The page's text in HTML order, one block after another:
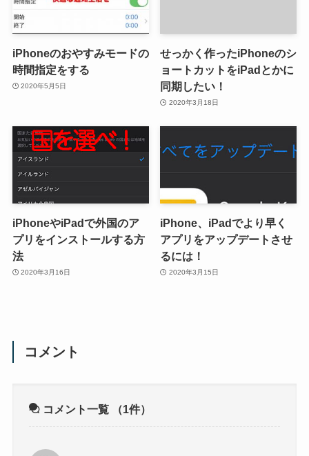
iPhoneのおやすみモードの
時間指定をする
2020年5月5日
せっかく作ったiPhoneのシ
ョートカットをiPadとかに
同期したい！
2020年3月18日
iPhoneやiPadで外国のア
プリをインストールする方
法
2020年3月16日
iPhone、iPadでより早く
アプリをアップデートさせ
るには！
2020年3月15日
コメント
コメント一覧 （1件）